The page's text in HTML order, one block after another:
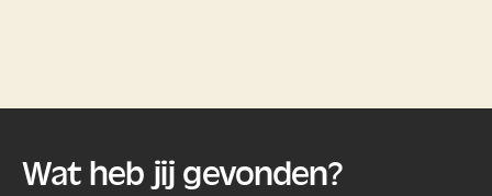
Wat heb jij gevonden?